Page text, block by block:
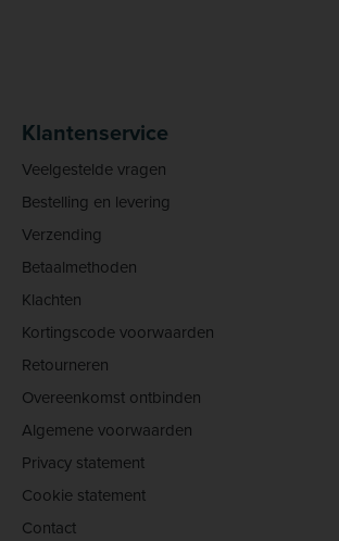
Klantenservice
Veelgestelde vragen
Bestelling en levering
Verzending
Betaalmethoden
Klachten
Kortingscode voorwaarden
Retourneren
Overeenkomst ontbinden
Algemene voorwaarden
Privacy statement
Cookie statement
Contact